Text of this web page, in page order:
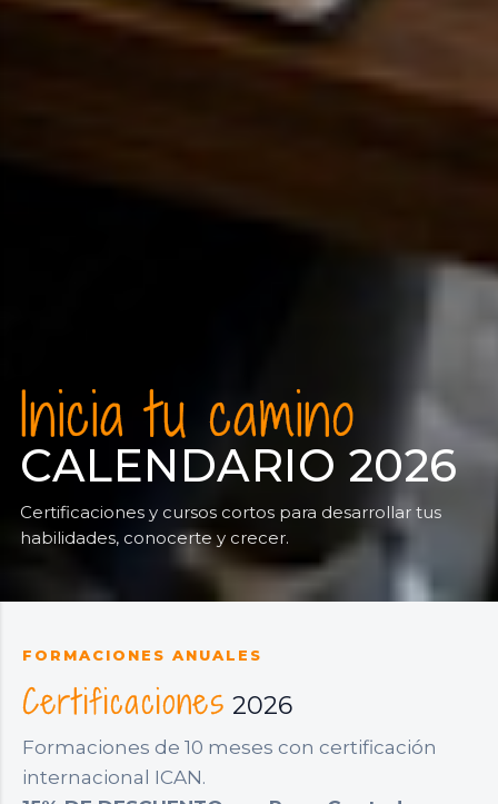
Inicia tu camino
CALENDARIO 2026
Certificaciones y cursos cortos para desarrollar tus
habilidades, conocerte y crecer.
FORMACIONES ANUALES
Certificaciones 2026
Formaciones de 10 meses con certificación
internacional ICAN.